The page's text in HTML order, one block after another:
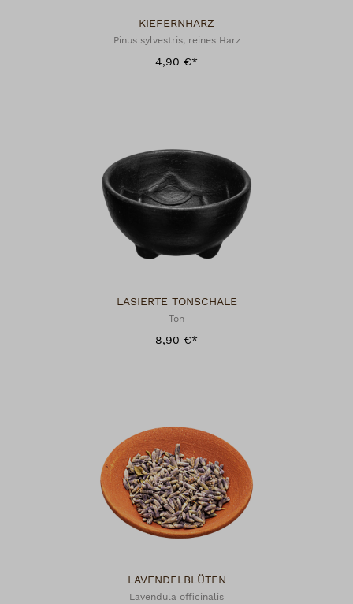
KIEFERNHARZ
Pinus sylvestris, reines Harz
4,90 €*
LASIERTE TONSCHALE
Ton
8,90 €*
LAVENDELBLÜTEN
Lavendula officinalis